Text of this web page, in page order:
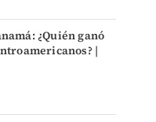
¿Quién ganó
|